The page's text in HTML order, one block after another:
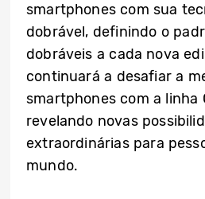
smartphones com sua
dobrável, definindo o
dobráveis a cada nova
continuará a desafiar a
smartphones com a linha
revelando novas
extraordinárias para
mundo.